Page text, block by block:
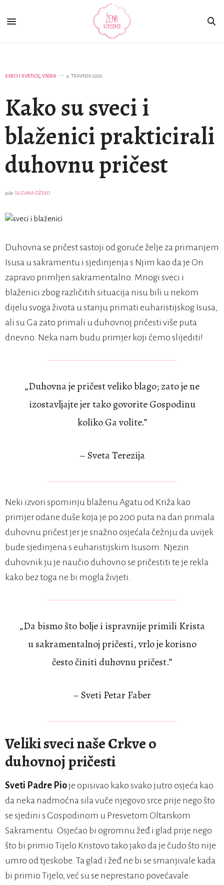
SVECI I SVETICE, VJERA 9. TRAVNJA 2020.
Kako su sveci i
blaženici prakticirali
duhovnu pričest
piše SUZANA DŽEKO
Duhovna se pričest sastoji od goruće želje za primanjem
Isusa u sakramentu i sjedinjenja s Njim kao da je On
zapravo primljen sakramentalno. Mnogi sveci i
blaženici zbog različitih situacija nisu bili u nekom
dijelu svoga života u stanju primati euharistijskog Isusa,
ali su Ga zato primali u duhovnoj pričesti više puta
dnevno. Neka nam budu primjer koji ćemo slijediti!
„Duhovna je pričest veliko blago; zato je ne
izostavljajte jer tako govorite Gospodinu
koliko Ga volite.”
– Sveta Terezija
Neki izvori spominju blaženu Agatu od Križa kao
primjer odane duše koja je po 200 puta na dan primala
duhovnu pričest jer je snažno osjećala čežnju da uvijek
bude sjedinjena s euharistijskim Isusom. Njezin
duhovnik ju je naučio duhovno se pričestiti te je rekla
kako bez toga ne bi mogla živjeti.
„Da bismo što bolje i ispravnije primili Krista
u sakramentalnoj pričesti, vrlo je korisno
često činiti duhovnu pričest.”
– Sveti Petar Faber
Veliki sveci naše Crkve o
duhovnoj pričesti
Sveti Padre Pioje opisivao kako svako jutro osjeća kao
da neka nadmoćna sila vuče njegovo srce prije nego što
se sjedini s Gospodinom u Presvetom Oltarskom
Sakramentu. Osjećao bi ogromnu žeđ i glad prije nego
što bi primio Tijelo Kristovo tako jako da je čudo što nije
umro od tjeskobe. Ta glad i žeđ ne bi se smanjivale kada
bi primio Tijelo, već su se neprestano povećavale.